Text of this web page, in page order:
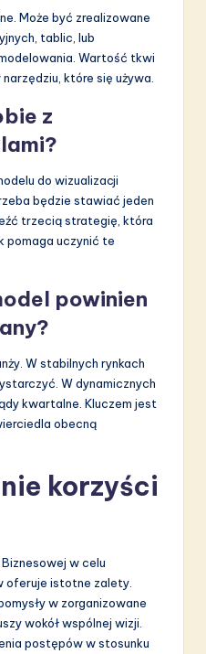
Może być zrealizowane
tablic, lub
Wartość tkwi
które się używa.
z
do wizualizacji
będzie stawiać jeden
trzecią strategię, która
pomaga uczynić te
powinien
W stabilnych rynkach
W dynamicznych
kwartalne. Kluczem jest
obecną
korzyści
w celu
oferuje istotne zalety.
w zorganizowane
wokół wspólnej wizji.
postępów w stosunku